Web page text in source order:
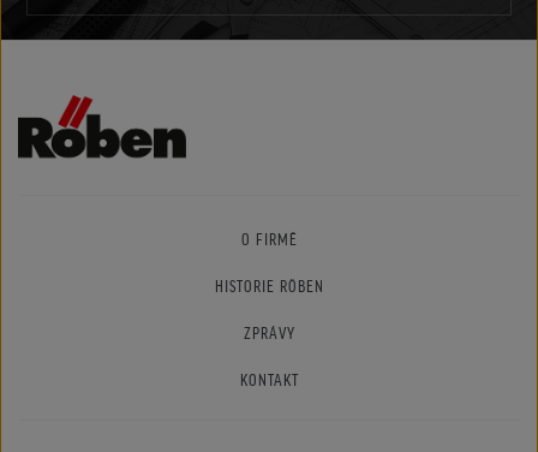
O FIRMĚ
HISTORIE RÖBEN
ZPRÁVY
KONTAKT